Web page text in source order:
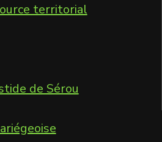
territorial
de Sérou